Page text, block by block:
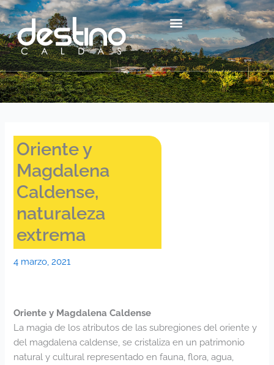
contenido
Ir
al
contenido
Oriente y
Magdalena
Caldense,
naturaleza
extrema
4 marzo, 2021
Oriente y Magdalena Caldense
La magia de los atributos de las subregiones del oriente y
del magdalena caldense, se cristaliza en un patrimonio
natural y cultural representado en fauna, flora, agua,